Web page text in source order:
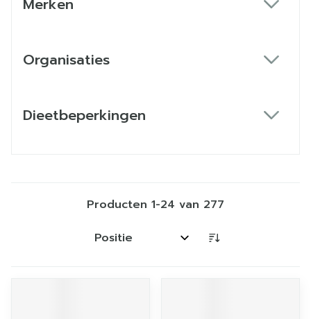
Merken
Organisaties
Dieetbeperkingen
Producten 1-24 van 277
Sorteer op: